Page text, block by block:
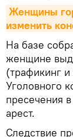
Женщины
изменить
На базе
женщине
(трафикинг и
Уголовного
пресечения
арест.
Следствие